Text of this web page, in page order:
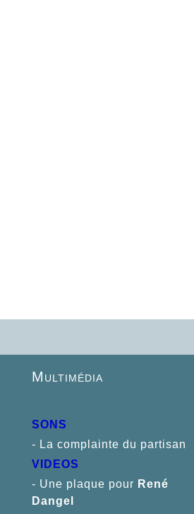
Multimédia
SONS
- La complainte du partisan
VIDEOS
- Une plaque pour René
Dangel